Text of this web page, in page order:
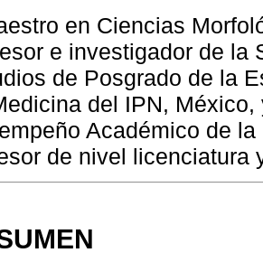
en Ciencias
e investigador de la
de Posgrado de la
del IPN,
Académico de
de nivel licenciatura